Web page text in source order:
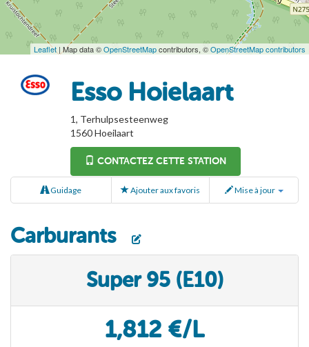
Leaflet| Map data ©OpenStreetMapcontributors, ©OpenStreetMap contributors
Esso Hoielaart
1, Terhulpsesteenweg
1560Hoeilaart
CONTACTEZ CETTE STATION
Guidage Ajouter aux favoris Mise à jour
Carburants
Super 95 (E10)
1,812 €/L